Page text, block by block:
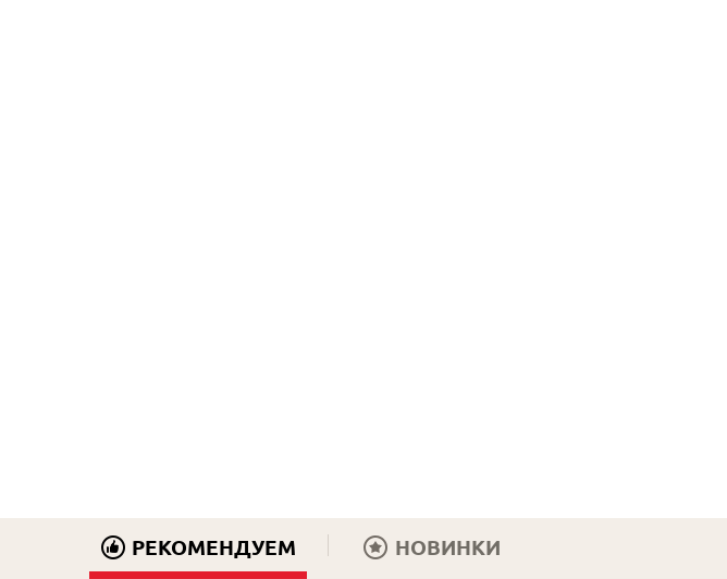
РЕКОМЕНДУЕМ НОВИНКИ